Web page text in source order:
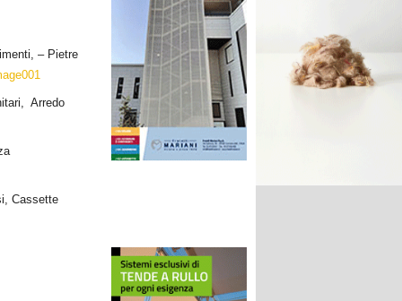
– Pietre
Arredo
Cassette